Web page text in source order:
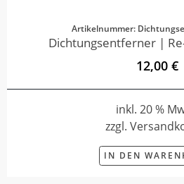
Artikelnummer:
Dichtungsentferner |
12,00 €
inkl. 20 %
zzgl.
IN DEN